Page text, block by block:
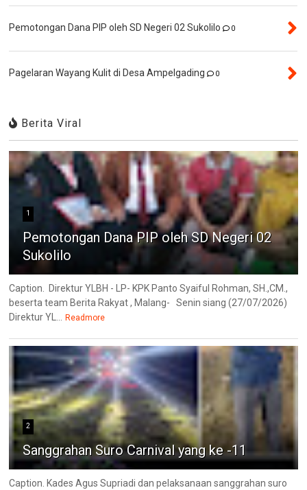
Pemotongan Dana PIP oleh SD Negeri 02 Sukolilo 0
Pagelaran Wayang Kulit di Desa Ampelgading 0
Berita Viral
1
Pemotongan Dana PIP oleh SD Negeri 02
Sukolilo
Caption. Direktur YLBH - LP- KPK Panto Syaiful Rohman, SH.,CM.,
beserta team Berita Rakyat , Malang- Senin siang (27/07/2026)
Direktur YL... Readmore
2
Sanggrahan Suro Carnival yang ke -11
Caption. Kades Agus Supriadi dan pelaksanaan sanggrahan suro